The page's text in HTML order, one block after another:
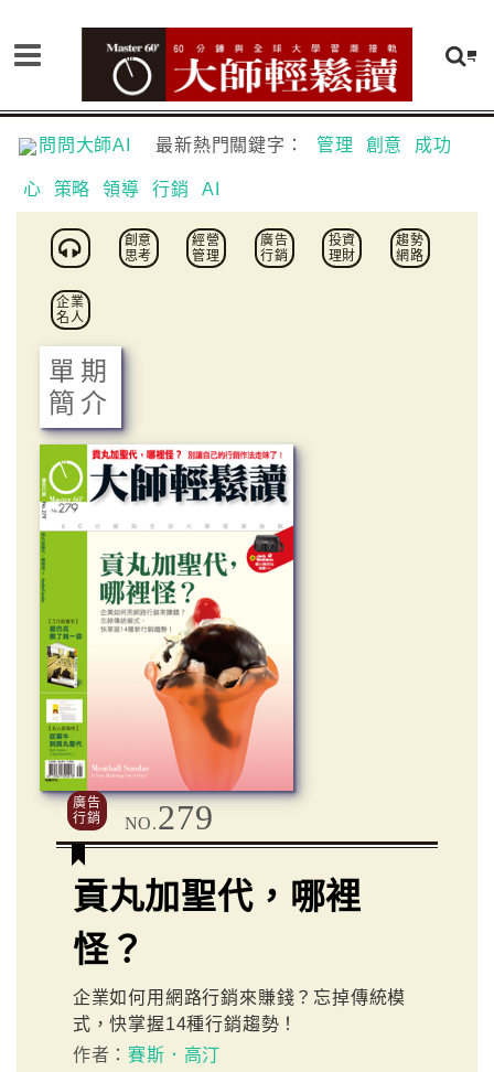
問問大師AI 最新熱門關鍵字： 管理 創意 成功
心 策略 領導 行銷 AI
創意
思考
經營
管理
廣告
行銷
投資
理財
趨勢
網路
企業
名人
單期
簡介
廣告
行銷
NO.279
貢丸加聖代，哪裡
怪？
企業如何用網路行銷來賺錢？忘掉傳統模
式，快掌握14種行銷趨勢！
作者：賽斯．高汀